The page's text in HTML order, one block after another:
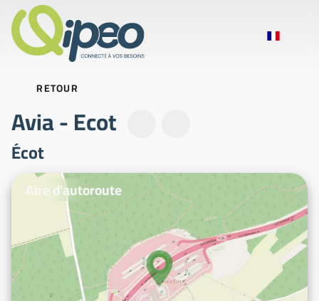
RETOUR
Avia - Ecot
Écot
Photos d'illustration
Aire d'autoroute